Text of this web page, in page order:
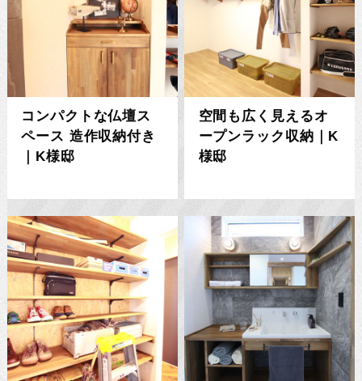
コンパクトな仏壇ス
ペース 造作収納付き
｜K様邸
空間も広く見えるオ
ープンラック収納｜K
様邸